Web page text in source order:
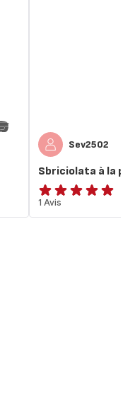
Sev2502
Sbriciolata à la
Avis
5
1 Avis